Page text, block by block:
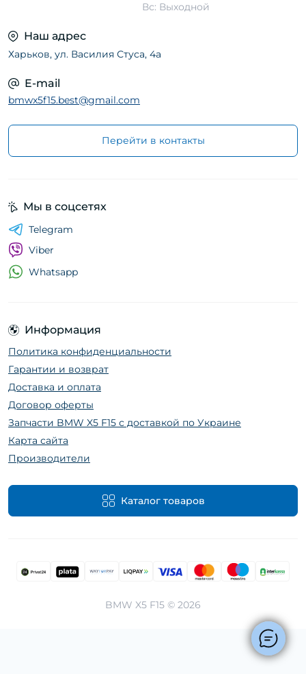
Вс: Выходной
Наш адрес
Харьков, ул. Василия Стуса, 4а
E-mail
bmwx5f15.best@gmail.com
Перейти в контакты
Информация
Политика конфиденциальности
Гарантии и возврат
Доставка и оплата
Договор оферты
Запчасти BMW X5 F15 с доставкой по Украине
Карта сайта
Производители
Каталог товаров
Мы в соцсетях
Telegram
Viber
Whatsapp
BMW X5 F15 © 2026